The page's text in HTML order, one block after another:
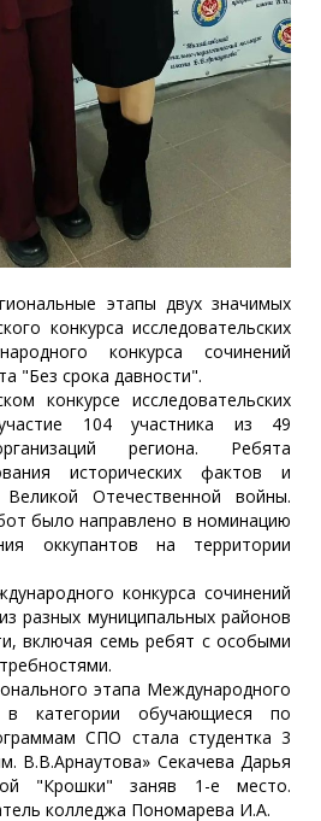
этапы двух значимых
конкурса исследовательских
конкурса сочинений
"Без срока давности".
исследовательских
104 участника из 49
региона. Ребята
исторических фактов и
Отечественной войны.
было направлено в номинацию
оккупантов на территории
конкурса сочинений
разных муниципальных районов
включая семь ребят с особыми
этапа Международного
в категории обучающиеся по
СПО стала студентка 3
В.В.Арнаутова» Секачева Дарья
"Крошки" заняв 1-е место.
колледжа Пономарева И.А.